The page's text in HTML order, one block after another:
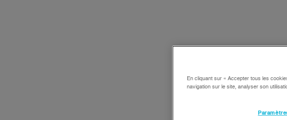
En cliquant sur « Accepter tous les
navigation sur le site, analyser son